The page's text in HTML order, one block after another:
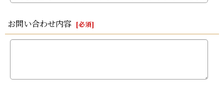
お問い合わせ内容 [必須]